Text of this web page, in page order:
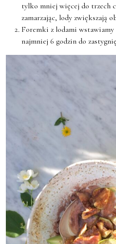
tylko mniej więcej do trzech
zamarzając, lody zwiększają
Foremki z lodami wstawiamy
najmniej 6 godzin do